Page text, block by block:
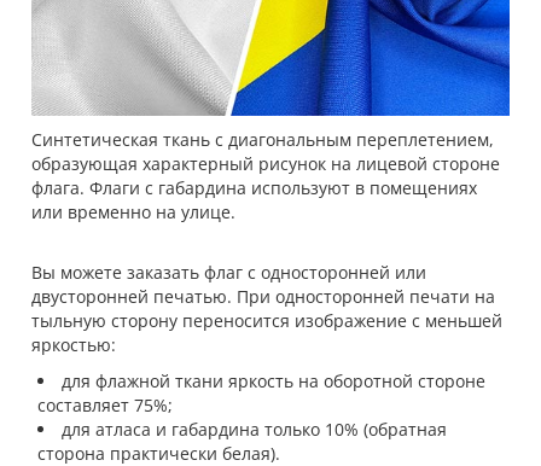
Синтетическая ткань с диагональным переплетением,
образующая характерный рисунок на лицевой стороне
флага. Флаги с габардина используют в помещениях
или временно на улице.
Вы можете заказать флаг с односторонней или
двусторонней печатью. При односторонней печати на
тыльную сторону переносится изображение с меньшей
яркостью:
для флажной ткани яркость на оборотной стороне
составляет 75%;
для атласа и габардина только 10% (обратная
сторона практически белая).